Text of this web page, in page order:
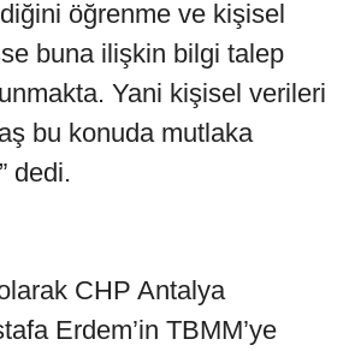
öğrenme ve kişisel
buna ilişkin bilgi talep
Yani kişisel verileri
bu konuda mutlaka
dedi.
CHP Antalya
Erdem’in TBMM’ye